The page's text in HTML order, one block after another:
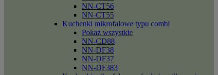
NN-CT56
NN-CT55
Kuchenki mikrofalowe typu combi
Pokaż wszystkie
NN-CD88
NN-DF38
NN-DF37
NN-DF383